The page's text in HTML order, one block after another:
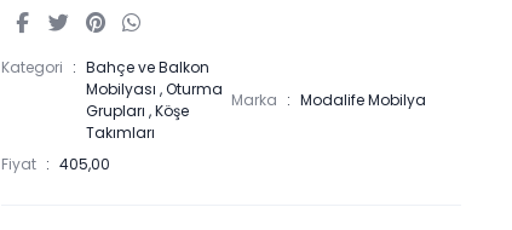
Kategori
Bahçe ve Balkon
Mobilyası ,Oturma
Grupları ,Köşe
Takımları
Marka Modalife Mobilya
Fiyat 405,00